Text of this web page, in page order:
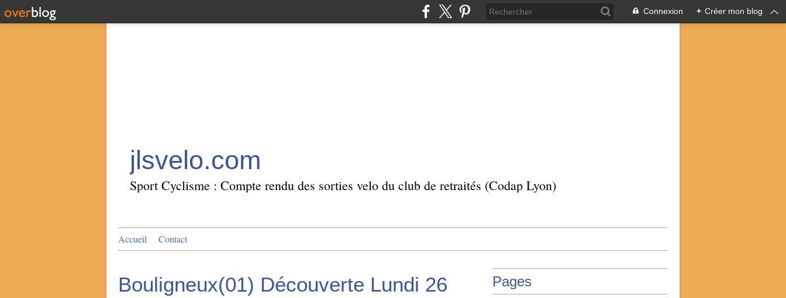
Connexion + Créer mon blog
jlsvelo.com
Sport Cyclisme : Compte rendu des sorties velo du club de retraités (Codap Lyon)
Accueil Contact
Bouligneux(01) Découverte Lundi 26
Pages